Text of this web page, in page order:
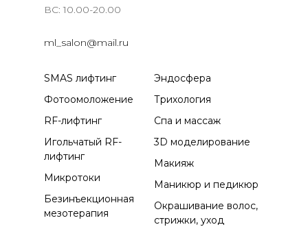
ВС: 10.00-20.00
ml_salon@mail.ru
SMAS лифтинг
Фотоомоложение
RF-лифтинг
Игольчатый RF-
лифтинг
Микротоки
Безинъекционная
мезотерапия
Эндосфера
Трихология
Спа и массаж
3D моделирование
Макияж
Маникюр и педикюр
Окрашивание волос,
стрижки, уход